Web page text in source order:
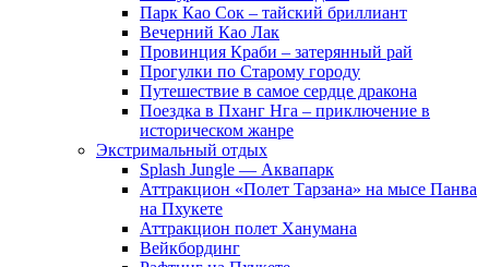
Парк Као Сок – тайский бриллиант
Вечерний Као Лак
Провинция Краби – затерянный рай
Прогулки по Старому городу
Путешествие в самое сердце дракона
Поездка в Пханг Нга – приключение в
историческом жанре
Экстримальный отдых
Splash Jungle — Аквапарк
Аттракцион «Полет Тарзана» на мысе Панва
на Пхукете
Аттракцион полет Ханумана
Вейкбординг